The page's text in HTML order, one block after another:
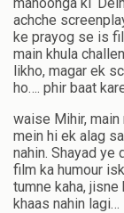
achche
ke prayog se is
main khula
likho, magar ek
ho…. phir baat
waise Mihir,
mein hi ek alag
nahin. Shayad
film ka humour
tumne kaha,
khaas nahin lagi…